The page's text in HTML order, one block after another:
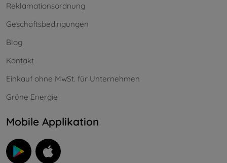
Reklamationsordnung
Geschäftsbedingungen
Blog
Kontakt
Einkauf ohne MwSt. für Unternehmen
Grüne Energie
Mobile Applikation